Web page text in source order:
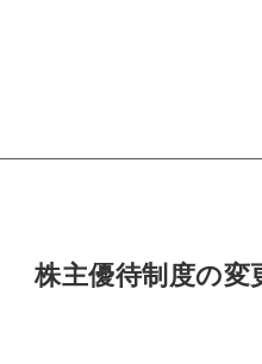
株主優待制度の